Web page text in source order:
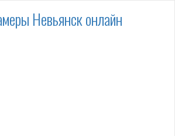
Невьянск онлайн